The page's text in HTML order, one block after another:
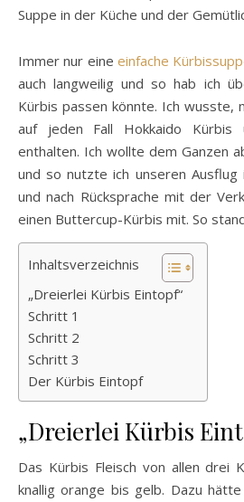
Suppe in der Küche und der
Immer nur eine einfache
auch langweilig und so hab ich
Kürbis passen könnte. Ich wusste,
auf jeden Fall Hokkaido Kürbis
enthalten. Ich wollte dem Ganzen
und so nutzte ich unseren Ausflug
und nach Rücksprache mit der
einen Buttercup-Kürbis mit. So
Inhaltsverzeichnis
„Dreierlei Kürbis Eintopf“
Schritt 1
Schritt 2
Schritt 3
Der Kürbis Eintopf
„Dreierlei Kürbis
Das Kürbis Fleisch von allen drei
knallig orange bis gelb. Dazu